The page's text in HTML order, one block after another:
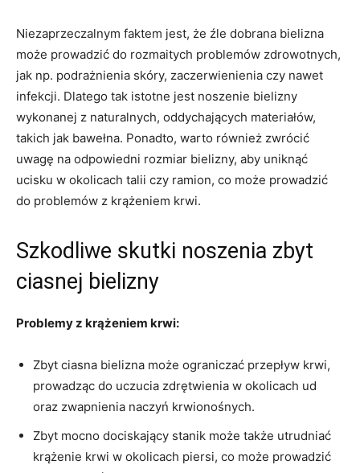
Niezaprzeczalnym faktem jest, ⁣że‌ źle ​dobrana⁢ bielizna⁤
może prowadzić do rozmaitych⁢ problemów zdrowotnych,‍
jak np. podrażnienia skóry, ‌zaczerwienienia⁤ czy nawet​
infekcji. Dlatego tak istotne ‍jest noszenie bielizny
wykonanej ⁢z naturalnych, ‍oddychających materiałów,
‌takich jak bawełna.⁣ Ponadto, warto również zwrócić ​
uwagę na odpowiedni rozmiar bielizny, ⁣aby⁤ uniknąć
ucisku w okolicach talii czy ramion, co może prowadzić‌
do problemów z krążeniem krwi.
Szkodliwe skutki noszenia zbyt
ciasnej bielizny
Problemy z krążeniem krwi:
Zbyt ciasna bielizna może ograniczać przepływ krwi, ​
prowadząc do uczucia ​zdrętwienia w okolicach ud
oraz​ zwapnienia naczyń krwionośnych.
Zbyt mocno dociskający stanik może ⁢także ‍utrudniać
krążenie krwi w ⁣okolicach‌ piersi, co może prowadzić